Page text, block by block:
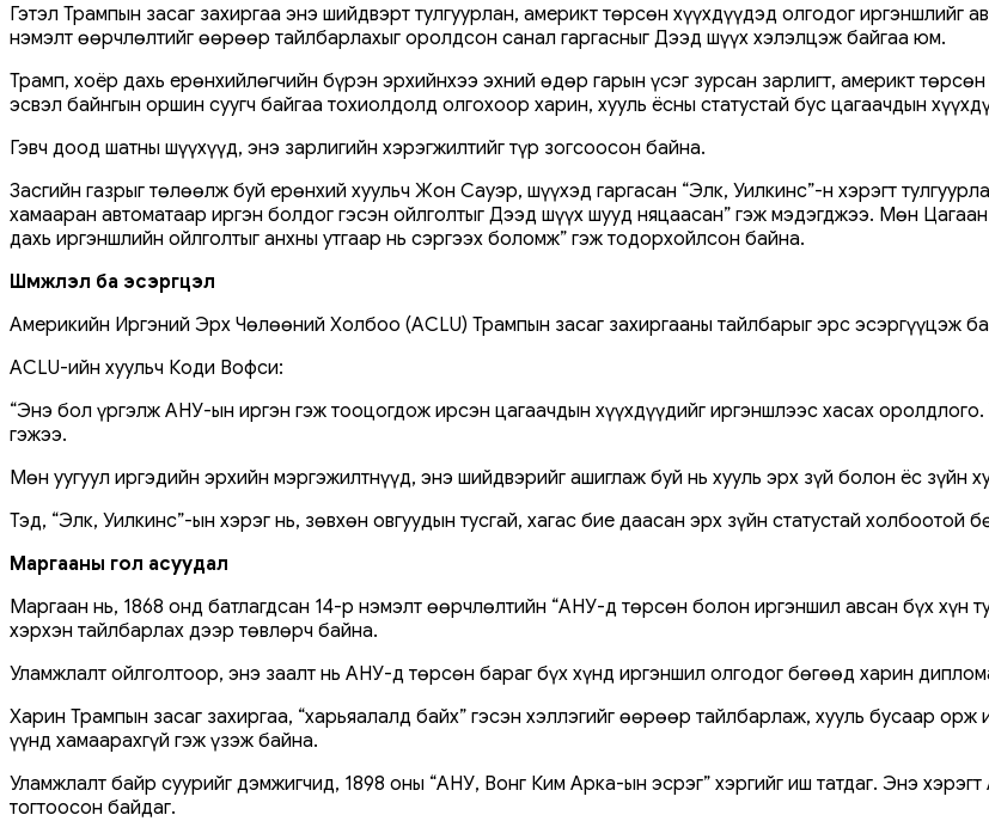
Гэтэл Трампын засаг захиргаа энэ шийдвэрт тулгуурлан, америкт төрсөн хүүхдүүдэд олгодог иргэншлийг
нэмэлт өөрчлөлтийг өөрөөр тайлбарлахыг оролдсон санал гаргасныг Дээд шүүх хэлэлцэж байгаа юм.
Трамп, хоёр дахь ерөнхийлөгчийн бүрэн эрхийнхээ эхний өдөр гарын үсэг зурсан зарлигт, америкт
эсвэл байнгын оршин суугч байгаа тохиолдолд олгохоор харин, хууль ёсны статустай бус цагаачдын
Гэвч доод шатны шүүхүүд, энэ зарлигийн хэрэгжилтийг түр зогсоосон байна.
Засгийн газрыг төлөөлж буй ерөнхий хуульч Жон Сауэр, шүүхэд гаргасан “Элк, Уилкинс”-н хэрэгт
хамааран автоматаар иргэн болдог гэсэн ойлголтыг Дээд шүүх шууд няцаасан” гэж мэдэгджээ. Мөн
дахь иргэншлийн ойлголтыг анхны утгаар нь сэргээх боломж” гэж тодорхойлсон байна.
Шүүмжлэл ба эсэргүүцэл
Америкийн Иргэний Эрх Чөлөөний Холбоо (ACLU) Трампын засаг захиргааны тайлбарыг эрс эсэргүүцэж
ACLU-ийн хуульч Коди Вофси:
“Энэ бол үргэлж АНУ-ын иргэн гэж тооцогдож ирсэн цагаачдын хүүхдүүдийг иргэншлээс хасах оролдлого.
гэжээ.
Мөн уугуул иргэдийн эрхийн мэргэжилтнүүд, энэ шийдвэрийг ашиглаж буй нь хууль эрх зүй болон ёс зүйн
Тэд, “Элк, Уилкинс”-ын хэрэг нь, зөвхөн овгуудын тусгай, хагас бие даасан эрх зүйн статустай
Маргааны гол асуудал
Маргаан нь, 1868 онд батлагдсан 14-р нэмэлт өөрчлөлтийн “АНУ-д төрсөн болон иргэншил авсан бүх хүн
хэрхэн тайлбарлах дээр төвлөрч байна.
Уламжлалт ойлголтоор, энэ заалт нь АНУ-д төрсөн бараг бүх хүнд иргэншил олгодог бөгөөд харин
Харин Трампын засаг захиргаа, “харьяалалд байх” гэсэн хэллэгийг өөрөөр тайлбарлаж, хууль бусаар орж
үүнд хамаарахгүй гэж үзэж байна.
Уламжлалт байр суурийг дэмжигчид, 1898 оны “АНУ, Вонг Ким Арка-ын эсрэг” хэргийг иш татдаг. Энэ
тогтоосон байдаг.